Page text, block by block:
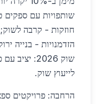
חוזקות - קרבה
הזדמנויות - בנייה
שוק 2026: יציב עם פוטנציאל צמיחה.
לייעוץ שוק.